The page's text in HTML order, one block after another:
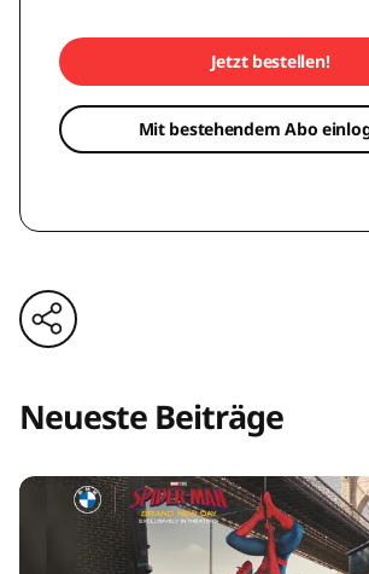
Jetzt bestellen!
Mit bestehendem Abo
Neueste Beiträge